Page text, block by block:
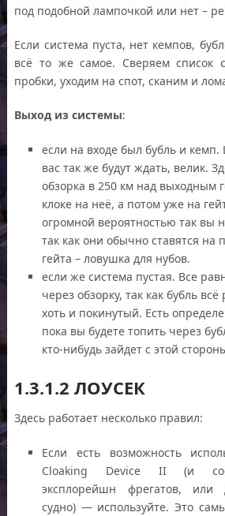
под подобной лампочкой или нет –
Если система пуста, нет кемпов,
всё то же самое. Сверяем список
пробки, уходим на спот, сканим и
Выход из системы:
если на входе был бубль и
вас так же будут ждать, велик.
обзорка в 250 км над выходным
клоке на неё, а потом уже на
огромной вероятностью так вы
так как они обычно ставятся на
гейта – ловушка для нубов.
если же система пустая. Все
через обзорку, так как бубль
хоть и покинутый. Есть
пока вы будете топить через
кто-нибудь зайдет с этой
1.3.1.2 ЛОУСЕК
Здесь работает несколько правил:
Если есть возможность
Cloaking Device II (и
эксплорейшн фрегатов, или
судно) — используйте. Это